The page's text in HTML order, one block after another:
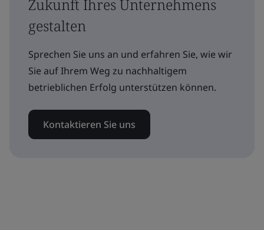
Zukunft Ihres Unternehmens
gestalten
Sprechen Sie uns an und erfahren Sie, wie wir
Sie auf Ihrem Weg zu nachhaltigem
betrieblichen Erfolg unterstützen können.
Kontaktieren Sie uns